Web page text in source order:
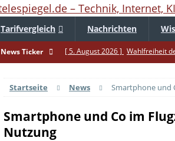
Tarifvergleich Nachrichten
News Ticker [ 5. August 2026 ] Wahlfreiheit
[ 3. August 2026 ] 1&1
[ 30. Juli 2026 ] Recht auf
Startseite News Smartphone und
Smartphone und Co im
Nutzung